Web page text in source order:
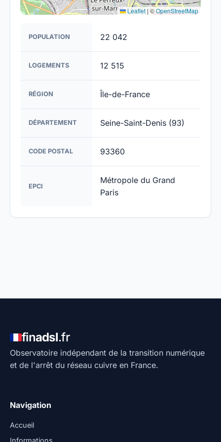
Leaflet | ©OpenStreetMap
POPULATION 22 042
LOGEMENTS 12 515
RÉGION Île-de-France
DÉPARTEMENT Seine-Saint-Denis (93)
CODE POSTAL 93360
EPCI
Métropole du Grand
Paris
finadsl.fr
Observatoire indépendant de la transition numérique
et de l'arrêt du réseau cuivre en France.
Navigation
Accueil
Informations